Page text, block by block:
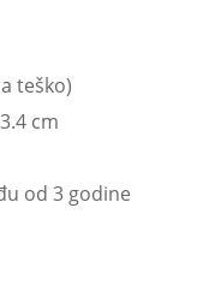
teško)
cm
od 3 godine